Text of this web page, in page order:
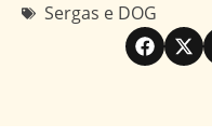
Sergas e DOG